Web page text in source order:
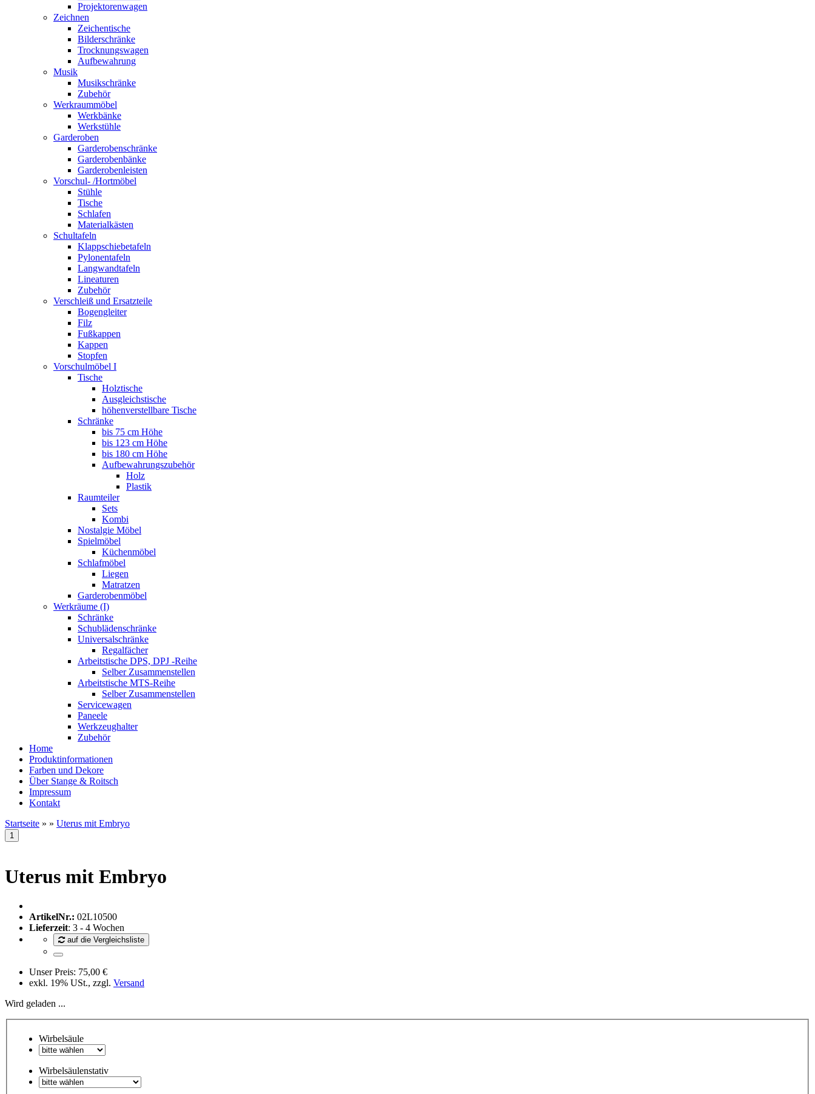
Projektorenwagen
Zeichnen
Zeichentische
Bilderschränke
Trocknungswagen
Aufbewahrung
Musik
Musikschränke
Zubehör
Werkraummöbel
Werkbänke
Werkstühle
Garderoben
Garderobenschränke
Garderobenbänke
Garderobenleisten
Vorschul- /Hortmöbel
Stühle
Tische
Schlafen
Materialkästen
Schultafeln
Klappschiebetafeln
Pylonentafeln
Langwandtafeln
Lineaturen
Zubehör
Verschleiß und Ersatzteile
Bogengleiter
Filz
Fußkappen
Kappen
Stopfen
Vorschulmöbel I
Tische
Holztische
Ausgleichstische
höhenverstellbare Tische
Schränke
bis 75 cm Höhe
bis 123 cm Höhe
bis 180 cm Höhe
Aufbewahrungszubehör
Holz
Plastik
Raumteiler
Sets
Kombi
Nostalgie Möbel
Spielmöbel
Küchenmöbel
Schlafmöbel
Liegen
Matratzen
Garderobenmöbel
Werkräume (I)
Schränke
Schublädenschränke
Universalschränke
Regalfächer
Arbeitstische DPS, DPJ -Reihe
Selber Zusammenstellen
Arbeitstische MTS-Reihe
Selber Zusammenstellen
Servicewagen
Paneele
Werkzeughalter
Zubehör
Home
Produktinformationen
Farben und Dekore
Über Stange & Roitsch
Impressum
Kontakt
Startseite » » Uterus mit Embryo
Uterus mit Embryo
ArtikelNr.: 02L10500
Lieferzeit: 3 - 4 Wochen
auf die Vergleichsliste
Unser Preis: 75,00 €
exkl. 19% USt., zzgl. Versand
Wird geladen ...
Wirbelsäule
Wirbelsäulenstativ